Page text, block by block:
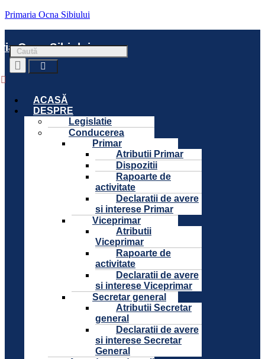
Primaria Ocna Sibiului
Ocna Sibiului
Menu
ACASĂ
DESPRE
Legislatie
Conducerea
Primar
Atributii Primar
Dispozitii
Rapoarte de
activitate
Declaratii de avere
si interese Primar
Viceprimar
Atributii
Viceprimar
Rapoarte de
activitate
Declaratii de avere
si interese Viceprimar
Secretar general
Atributii Secretar
general
Declaratii de avere
si interese Secretar
General